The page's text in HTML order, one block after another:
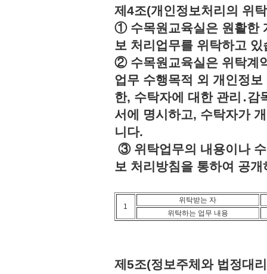
제4조(개인정보처리의 위
① 수목원교육실은 원활한
보 처리업무를 위탁하고
② 수목원교육실은 위탁계
업무 수행목적 외 개인정
한, 수탁자에 대한 관리․감
서에 명시하고, 수탁자가
니다.
③ 위탁업무의 내용이나
보 처리방침을 통하여 공
1
위탁받는 자
위탁하는 업무 내용
제5조(정보주체와 법정대